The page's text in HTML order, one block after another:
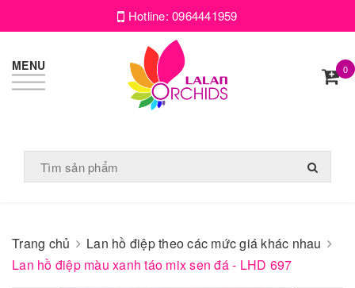
Hotline:0964441959
MENU 0
Trang chủ
Lan hồ điệp theo các mức giá khác nhau
Lan hồ điệp màu xanh táo mix sen đá - LHD 697